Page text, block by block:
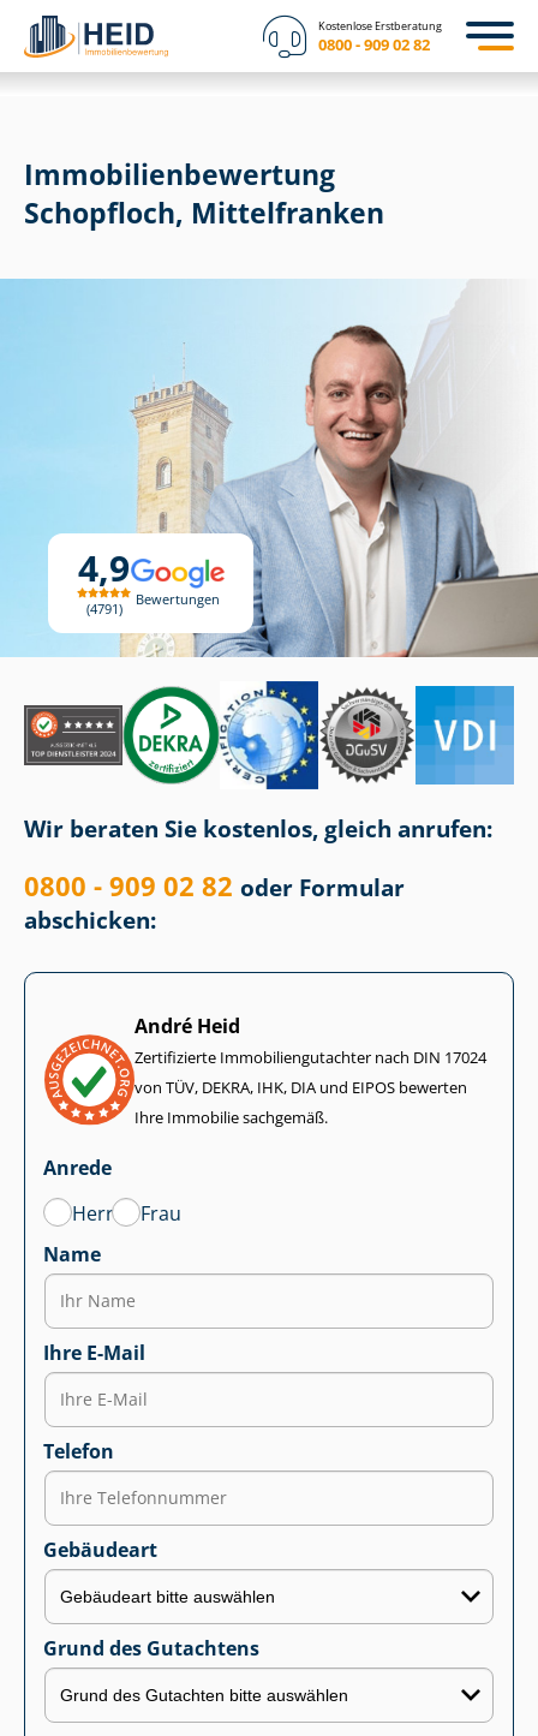
Kostenlose Erstberatung
0800 - 909 02 82
4,9
4791
Bewertungen
Immobilien­bewertung
Schopfloch, Mittelfranken
Wir beraten Sie kostenlos, gleich anrufen:
0800 - 909 02 82 oder Formular
abschicken:
André Heid
Zertifizierte Im­mo­bi­li­en­gut­ach­ter nach DIN 17024
von TÜV, DEKRA, IHK, DIA und EIPOS bewerten
Ihre Immobilie sachgemäß.
Anrede
Herr
Frau
Name
Ihre E-Mail
Telefon
Gebäudeart
Grund des Gutachtens